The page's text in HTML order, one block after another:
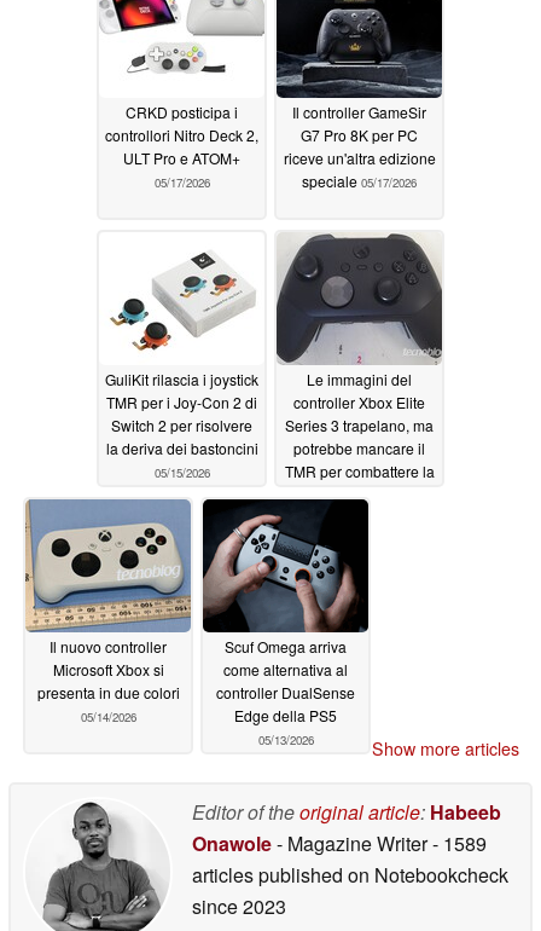
CRKD posticipa i
controllori Nitro Deck 2,
ULT Pro e ATOM+
05/17/2026
Il controller GameSir
G7 Pro 8K per PC
riceve un'altra edizione
speciale 05/17/2026
GuliKit rilascia i joystick
TMR per i Joy-Con 2 di
Switch 2 per risolvere
la deriva dei bastoncini
05/15/2026
Le immagini del
controller Xbox Elite
Series 3 trapelano, ma
potrebbe mancare il
TMR per combattere la
Il nuovo controller
Microsoft Xbox si
presenta in due colori
05/14/2026
Scuf Omega arriva
come alternativa al
controller DualSense
Edge della PS5
05/13/2026 Show more articles
Editor of theoriginal article: Habeeb
Onawole- Magazine Writer- 1589
articles published on Notebookcheck
since 2023